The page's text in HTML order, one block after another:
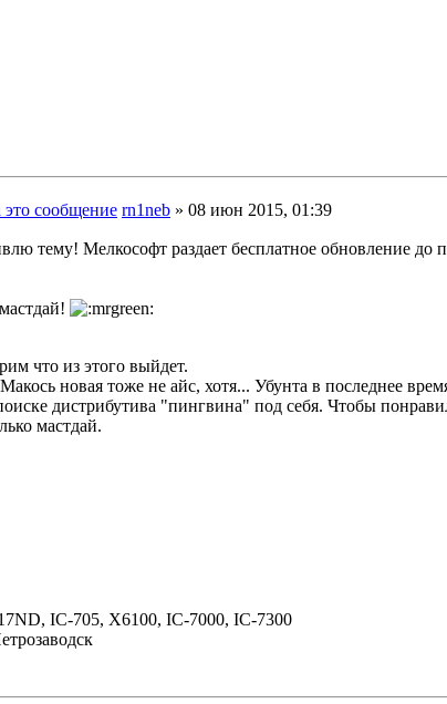
rn1neb » 08 июн 2015, 01:39
тему! Мелкософт раздает бесплатное обновление до
что из этого выйдет.
новая тоже не айс, хотя... Убунта в последнее
дистрибутива "пингвина" под себя. Чтобы
мастдай.
IC-705, X6100, IC-7000, IC-7300